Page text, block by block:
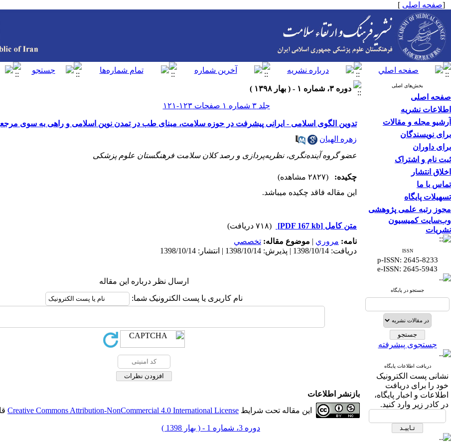
[صفحه اصلی ]
بخش‌های اصلی
صفحه اصلی
اطلاعات نشریه
آرشیو مجله و مقالات
برای نویسندگان
برای داوران
ثبت نام و اشتراک
اخلاق انتشار
تماس با ما
تسهیلات پایگاه
مجوز رتبه علمی پژوهشی
وب‌سایت کمیسیون
نشریات
ISSN
p-ISSN: 2645-8233
e-ISSN: 2645-5943
جستجو در پایگاه
جستجوی پیشرفته
دریافت اطلاعات پایگاه
نشانی پست الکترونیک
خود را برای دریافت
اطلاعات و اخبار پایگاه،
در کادر زیر وارد کنید.
دوره ۳، شماره ۱ - ( بهار ۱۳۹۸ )
جلد ۳ شماره ۱ صفحات ۱۲۳-۱۲۱
تدوین الگوی اسلامی ‌- ایرانی پیشرفت در حوزه سلامت، مبنای طب در تمدن نوین اسلامی‌ و راهی به سوی
زهره الهیان
عضو گروه آینده‌نگری، نظریه‌پردازی و رصد کلان سلامت فرهنگستان علوم پزشکی
چکیده:
(۲۸۲۷ مشاهده)
این مقاله فاقد چکیده می​باشد.
متن کامل [PDF 167 kb]
(۷۱۸ دریافت)
نامه: مروري | موضوع مقاله: تخصصي
دریافت: 1398/10/14 | پذیرش: 1398/10/14 | انتشار: 1398/10/14
ارسال نظر درباره این مقاله
نام کاربری یا پست الکترونیک شما:
بازنشر اطلاعات
این مقاله تحت شرایط Creative Commons Attribution-NonCommercial 4.0 International License
دوره 3، شماره 1 - ( بهار 1398 )